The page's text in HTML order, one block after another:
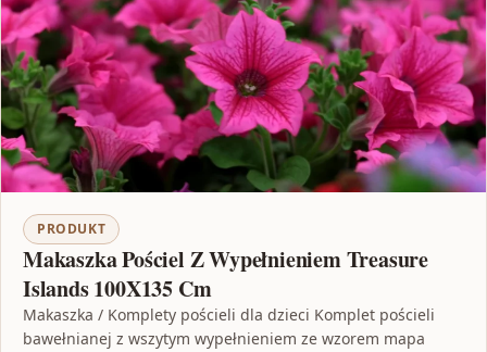
PRODUKT
Makaszka Pościel Z Wypełnieniem Treasure
Islands 100X135 Cm
Makaszka / Komplety pościeli dla dzieci Komplet pościeli
bawełnianej z wszytym wypełnieniem ze wzorem mapa